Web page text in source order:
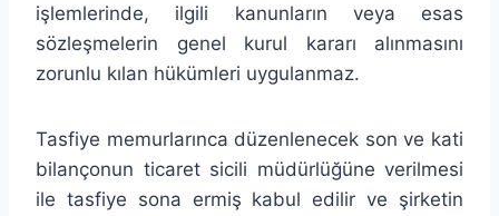
işlemlerinde, ilgili kanunların veya esas
sözleşmelerin genel kurul kararı alınmasını
zorunlu kılan hükümleri uygulanmaz.
Tasfiye memurlarınca düzenlenecek son ve kati
bilançonun ticaret sicili müdürlüğüne verilmesi
ile tasfiye sona ermiş kabul edilir ve şirketin